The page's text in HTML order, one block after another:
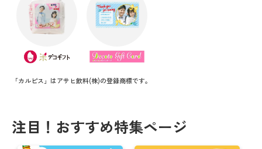
「カルピス」はアサヒ飲料(株)の登録商標です。
注目！おすすめ特集ページ